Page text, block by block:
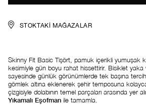
STOKTAKI MAĞAZALAR
Skinny Fit Basic Tişört, pamuk içerikli yumuşak
kesimiyle gün boyu rahat hissettirir. Bisiklet yaka
sayesinde günlük görünümlerde tek başına
gömlek altına eklenerek şehir temposuna
çizgisiyle dolabının temel parçaları arasında yer
Yıkamalı Eşofman ile tamamla.